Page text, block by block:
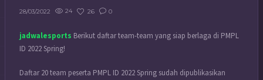
28/03/2022 24 26 0
jadwalesports Berikut daftar team-team yang siap berlaga di PMPL
ID 2022 Spring!
Daftar 20 team peserta PMPL ID 2022 Spring sudah dipublikasikan